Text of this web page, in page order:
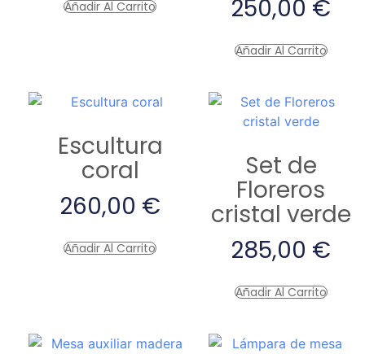
Añadir Al Carrito
250,00 €
Añadir Al Carrito
Escultura
coral
260,00 €
Añadir Al Carrito
Set de
Floreros
cristal verde
285,00 €
Añadir Al Carrito